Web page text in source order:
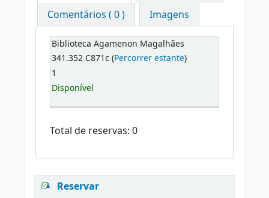
Comentários ( 0 )
Imagens
Biblioteca Agamenon Magalhães
341.352 C871c (Percorrer estante)
1
Disponível
Total de reservas: 0
Reservar